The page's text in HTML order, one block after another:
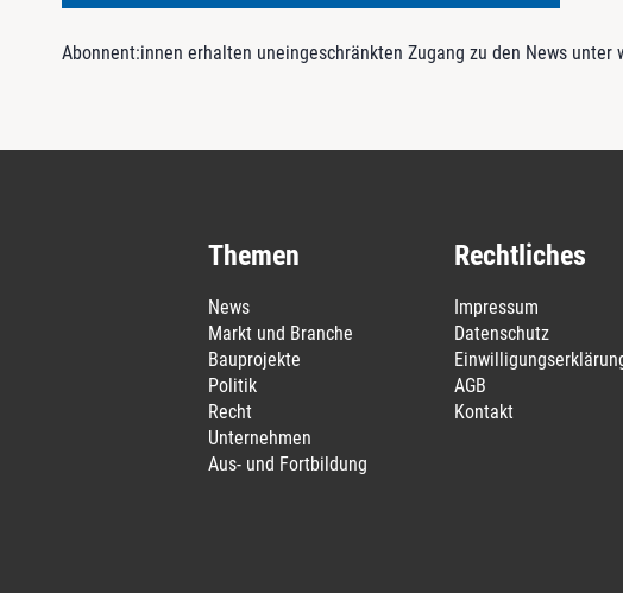
Abonnent:innen erhalten uneingeschränkten Zugang zu den News
Themen
News
Markt und Branche
Bauprojekte
Politik
Recht
Unternehmen
Aus- und Fortbildung
Rechtliches
Impressum
Datenschutz
AGB
Kontakt